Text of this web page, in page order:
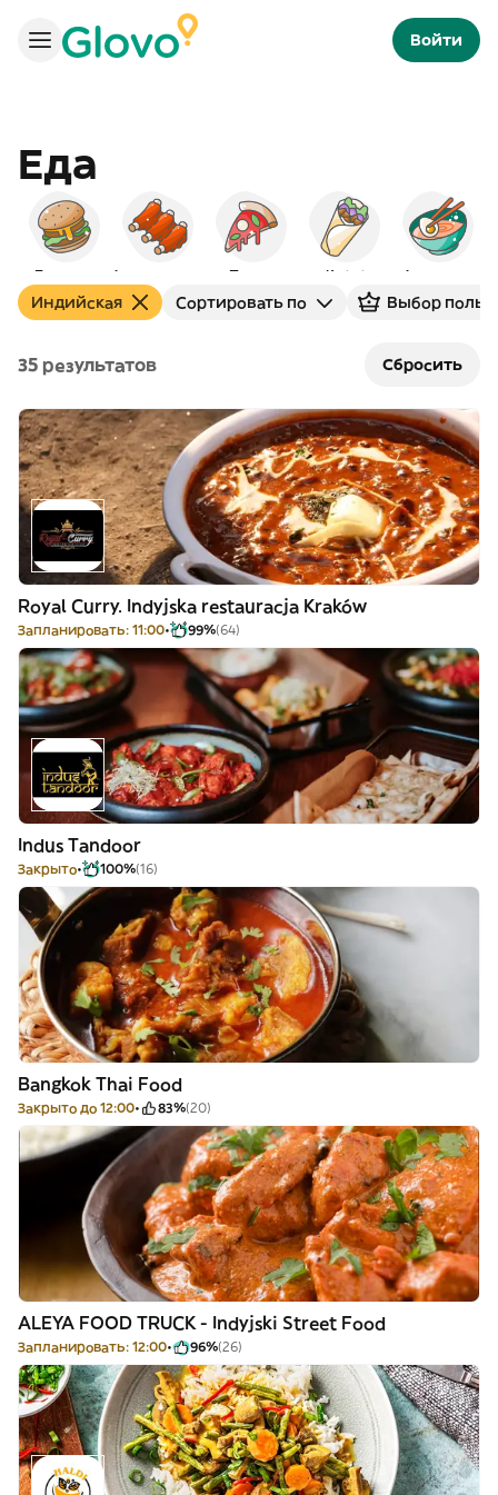
Войти
Еда
Бургеры Пицца Кебаб Азиатская
Индийская Сортировать по Выбор
35 результатов Сбросить
Royal Curry. Indyjska restauracja Kraków
Запланировать: 11:00 99%(64)
Indus Tandoor
Закрыто 100%(16)
Bangkok Thai Food
Закрыто до 12:00 83%(20)
ALEYA FOOD TRUCK - Indyjski Street Food
Запланировать: 12:00 96%(26)